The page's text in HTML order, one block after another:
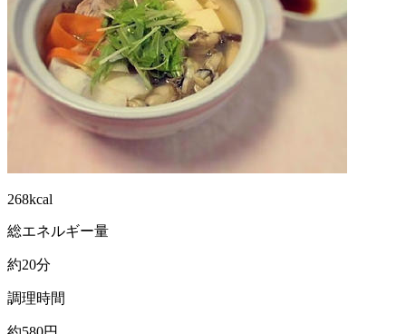
268kcal
総エネルギー量
約20分
調理時間